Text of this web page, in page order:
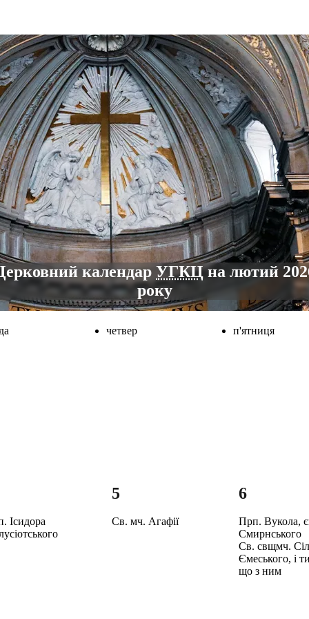
календар УГКЦ на лютий
року
четвер п'ятниця
Ісидора
5
Св. мч. Агафії
6
Прп. Вукола,
Смирнського
Св. свщмч.
Ємеського, і
що з ним